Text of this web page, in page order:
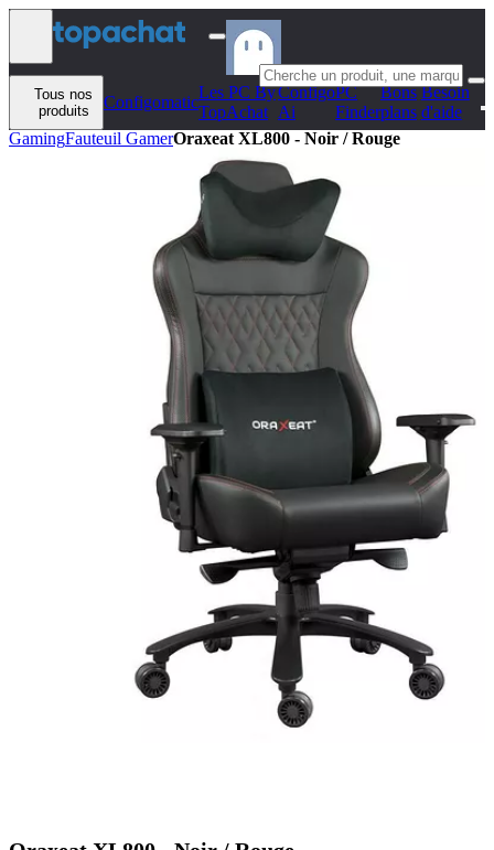
Aller au contenu
Tous nos
produits
Configomatic
Les PC By
TopAchat
Configo
Ai
PC
Finder
Bons
plans
Besoin
d'aide
GamingFauteuil GamerOraxeat XL800 - Noir / Rouge